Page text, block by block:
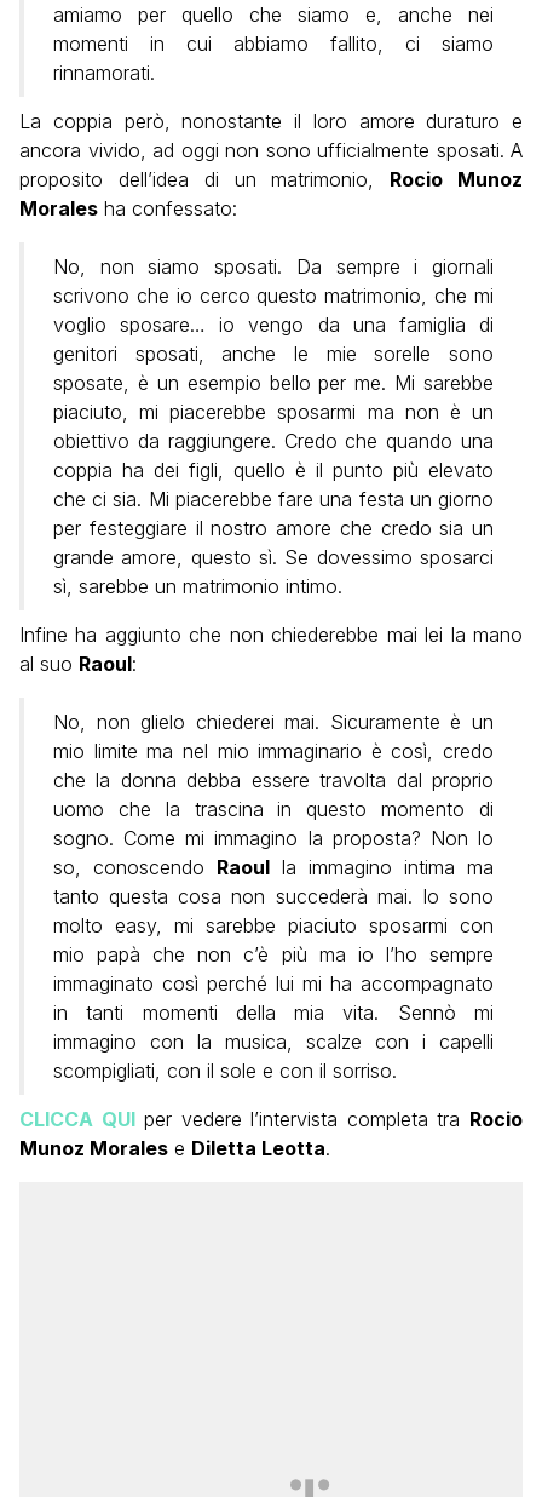
amiamo per quello che siamo e, anche nei
momenti in cui abbiamo fallito, ci siamo
rinnamorati.
La coppia però, nonostante il loro amore duraturo e
ancora vivido, ad oggi non sono ufficialmente sposati. A
proposito dell’idea di un matrimonio, Rocio Munoz
Morales ha confessato:
No, non siamo sposati. Da sempre i giornali
scrivono che io cerco questo matrimonio, che mi
voglio sposare… io vengo da una famiglia di
genitori sposati, anche le mie sorelle sono
sposate, è un esempio bello per me. Mi sarebbe
piaciuto, mi piacerebbe sposarmi ma non è un
obiettivo da raggiungere. Credo che quando una
coppia ha dei figli, quello è il punto più elevato
che ci sia. Mi piacerebbe fare una festa un giorno
per festeggiare il nostro amore che credo sia un
grande amore, questo sì. Se dovessimo sposarci
sì, sarebbe un matrimonio intimo.
Infine ha aggiunto che non chiederebbe mai lei la mano
al suo Raoul:
No, non glielo chiederei mai. Sicuramente è un
mio limite ma nel mio immaginario è così, credo
che la donna debba essere travolta dal proprio
uomo che la trascina in questo momento di
sogno. Come mi immagino la proposta? Non lo
so, conoscendo Raoul la immagino intima ma
tanto questa cosa non succederà mai. Io sono
molto easy, mi sarebbe piaciuto sposarmi con
mio papà che non c’è più ma io l’ho sempre
immaginato così perché lui mi ha accompagnato
in tanti momenti della mia vita. Sennò mi
immagino con la musica, scalze con i capelli
scompigliati, con il sole e con il sorriso.
CLICCA QUIper vedere l’intervista completa tra Rocio
Munoz Morales e Diletta Leotta.